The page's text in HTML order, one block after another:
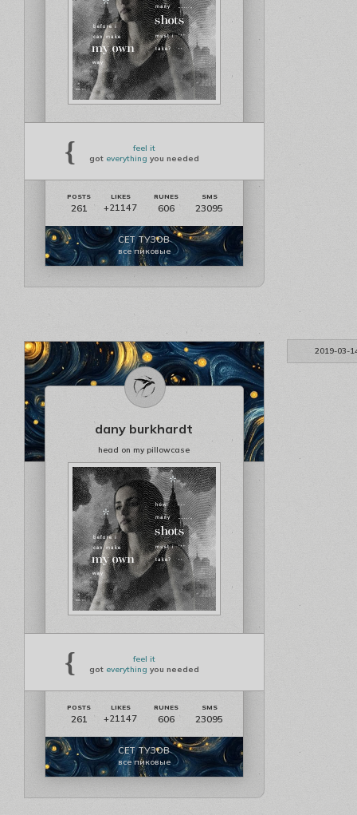
{
feel it
got everything you needed
261 +21147 606 23095
СЕТ ТУЗОВ
все пиковые
2019-03-
dany burkhardt
head on my pillowcase
{
feel it
got everything you needed
261 +21147 606 23095
СЕТ ТУЗОВ
все пиковые